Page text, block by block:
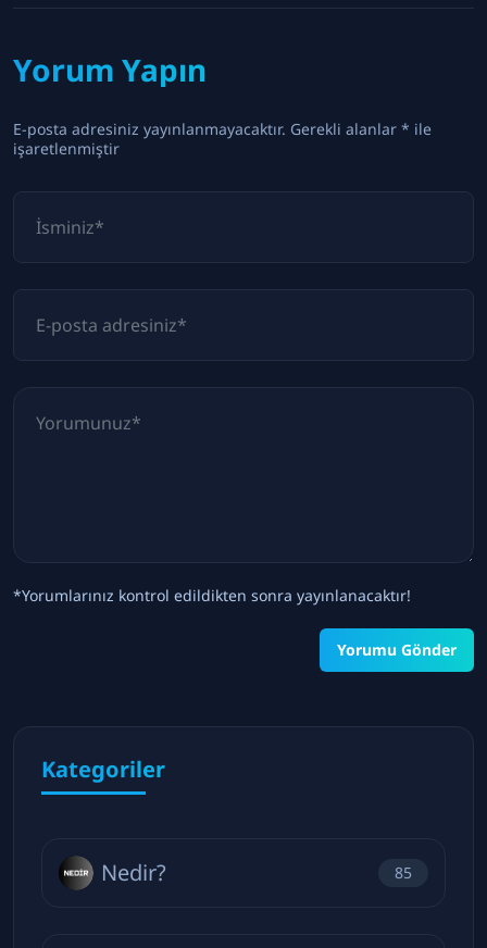
Yorum Yapın
E-posta adresiniz yayınlanmayacaktır. Gerekli alanlar * ile
işaretlenmiştir
*Yorumlarınız kontrol edildikten sonra yayınlanacaktır!
Yorumu Gönder
Kategoriler
Nedir? 85